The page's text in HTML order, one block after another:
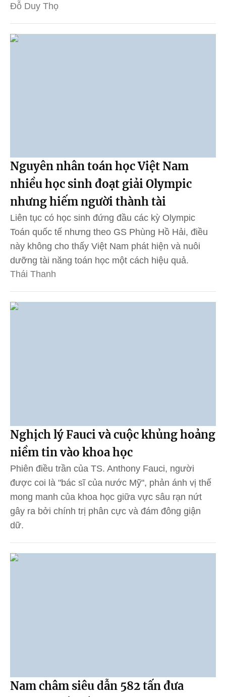
Đỗ Duy Thọ
Nguyên nhân toán học Việt Nam
nhiều học sinh đoạt giải Olympic
nhưng hiếm người thành tài
Liên tục có học sinh đứng đầu các kỳ Olympic
Toán quốc tế nhưng theo GS Phùng Hồ Hải, điều
này không cho thấy Việt Nam phát hiện và nuôi
dưỡng tài năng toán học một cách hiệu quả.
Thái Thanh
Nghịch lý Fauci và cuộc khủng hoảng
niềm tin vào khoa học
Phiên điều trần của TS. Anthony Fauci, người
được coi là "bác sĩ của nước Mỹ", phản ánh vị thế
mong manh của khoa học giữa vực sâu rạn nứt
gây ra bởi chính trị phân cực và đám đông giận
dữ.
Nam châm siêu dẫn 582 tấn đưa